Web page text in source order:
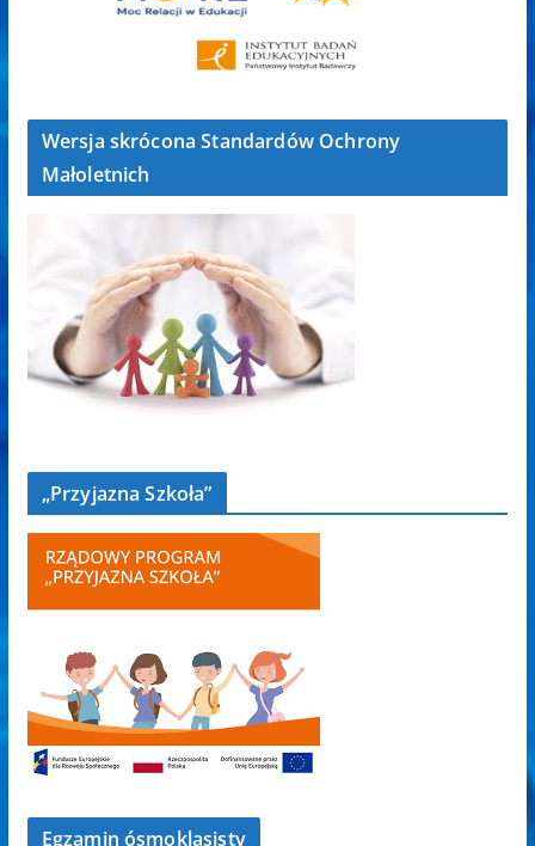
Wersja skrócona Standardów Ochrony
Małoletnich
„Przyjazna Szkoła”
Egzamin ósmoklasisty